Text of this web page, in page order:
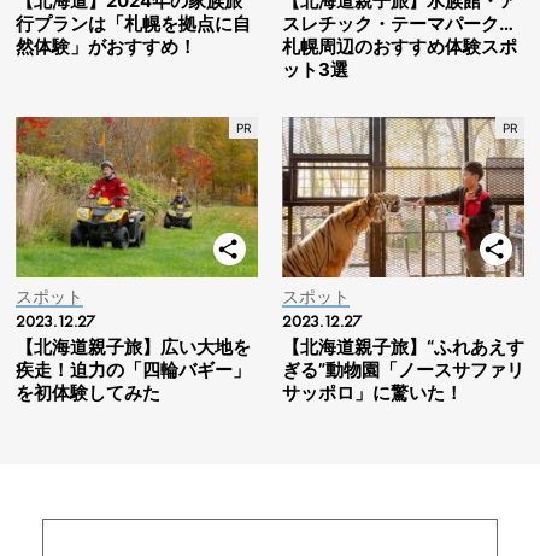
行プランは「札幌を拠点に自
然体験」がおすすめ！
スレチック・テーマパーク…
札幌周辺のおすすめ体験スポ
ット3選
スポット
2023.12.27
【北海道親子旅】広い大地を
疾走！迫力の「四輪バギー」
を初体験してみた
スポット
2023.12.27
【北海道親子旅】“ふれあえす
ぎる”動物園「ノースサファリ
サッポロ」に驚いた！